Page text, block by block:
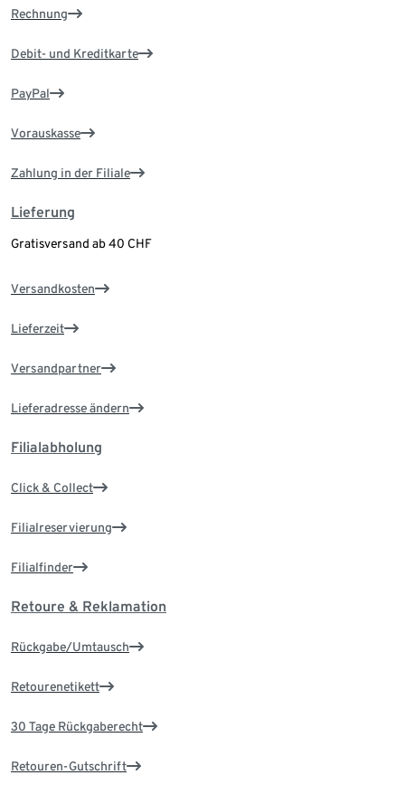
Rechnung
Debit- und Kreditkarte
PayPal
Vorauskasse
Zahlung in der Filiale
Lieferung
Gratisversand ab 40 CHF
Versandkosten
Lieferzeit
Versandpartner
Lieferadresse ändern
Filialabholung
Click & Collect
Filialreservierung
Filialfinder
Retoure & Reklamation
Rückgabe/Umtausch
Retourenetikett
30 Tage Rückgaberecht
Retouren-Gutschrift